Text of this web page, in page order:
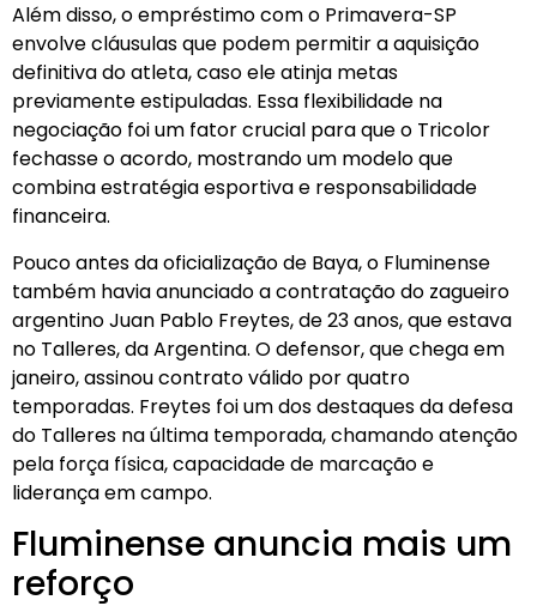
Além disso, o empréstimo com o Primavera-SP
envolve cláusulas que podem permitir a aquisição
definitiva do atleta, caso ele atinja metas
previamente estipuladas. Essa flexibilidade na
negociação foi um fator crucial para que o Tricolor
fechasse o acordo, mostrando um modelo que
combina estratégia esportiva e responsabilidade
financeira.
Pouco antes da oficialização de Baya, o Fluminense
também havia anunciado a contratação do zagueiro
argentino Juan Pablo Freytes, de 23 anos, que estava
no Talleres, da Argentina. O defensor, que chega em
janeiro, assinou contrato válido por quatro
temporadas. Freytes foi um dos destaques da defesa
do Talleres na última temporada, chamando atenção
pela força física, capacidade de marcação e
liderança em campo.
Fluminense anuncia mais um
reforço